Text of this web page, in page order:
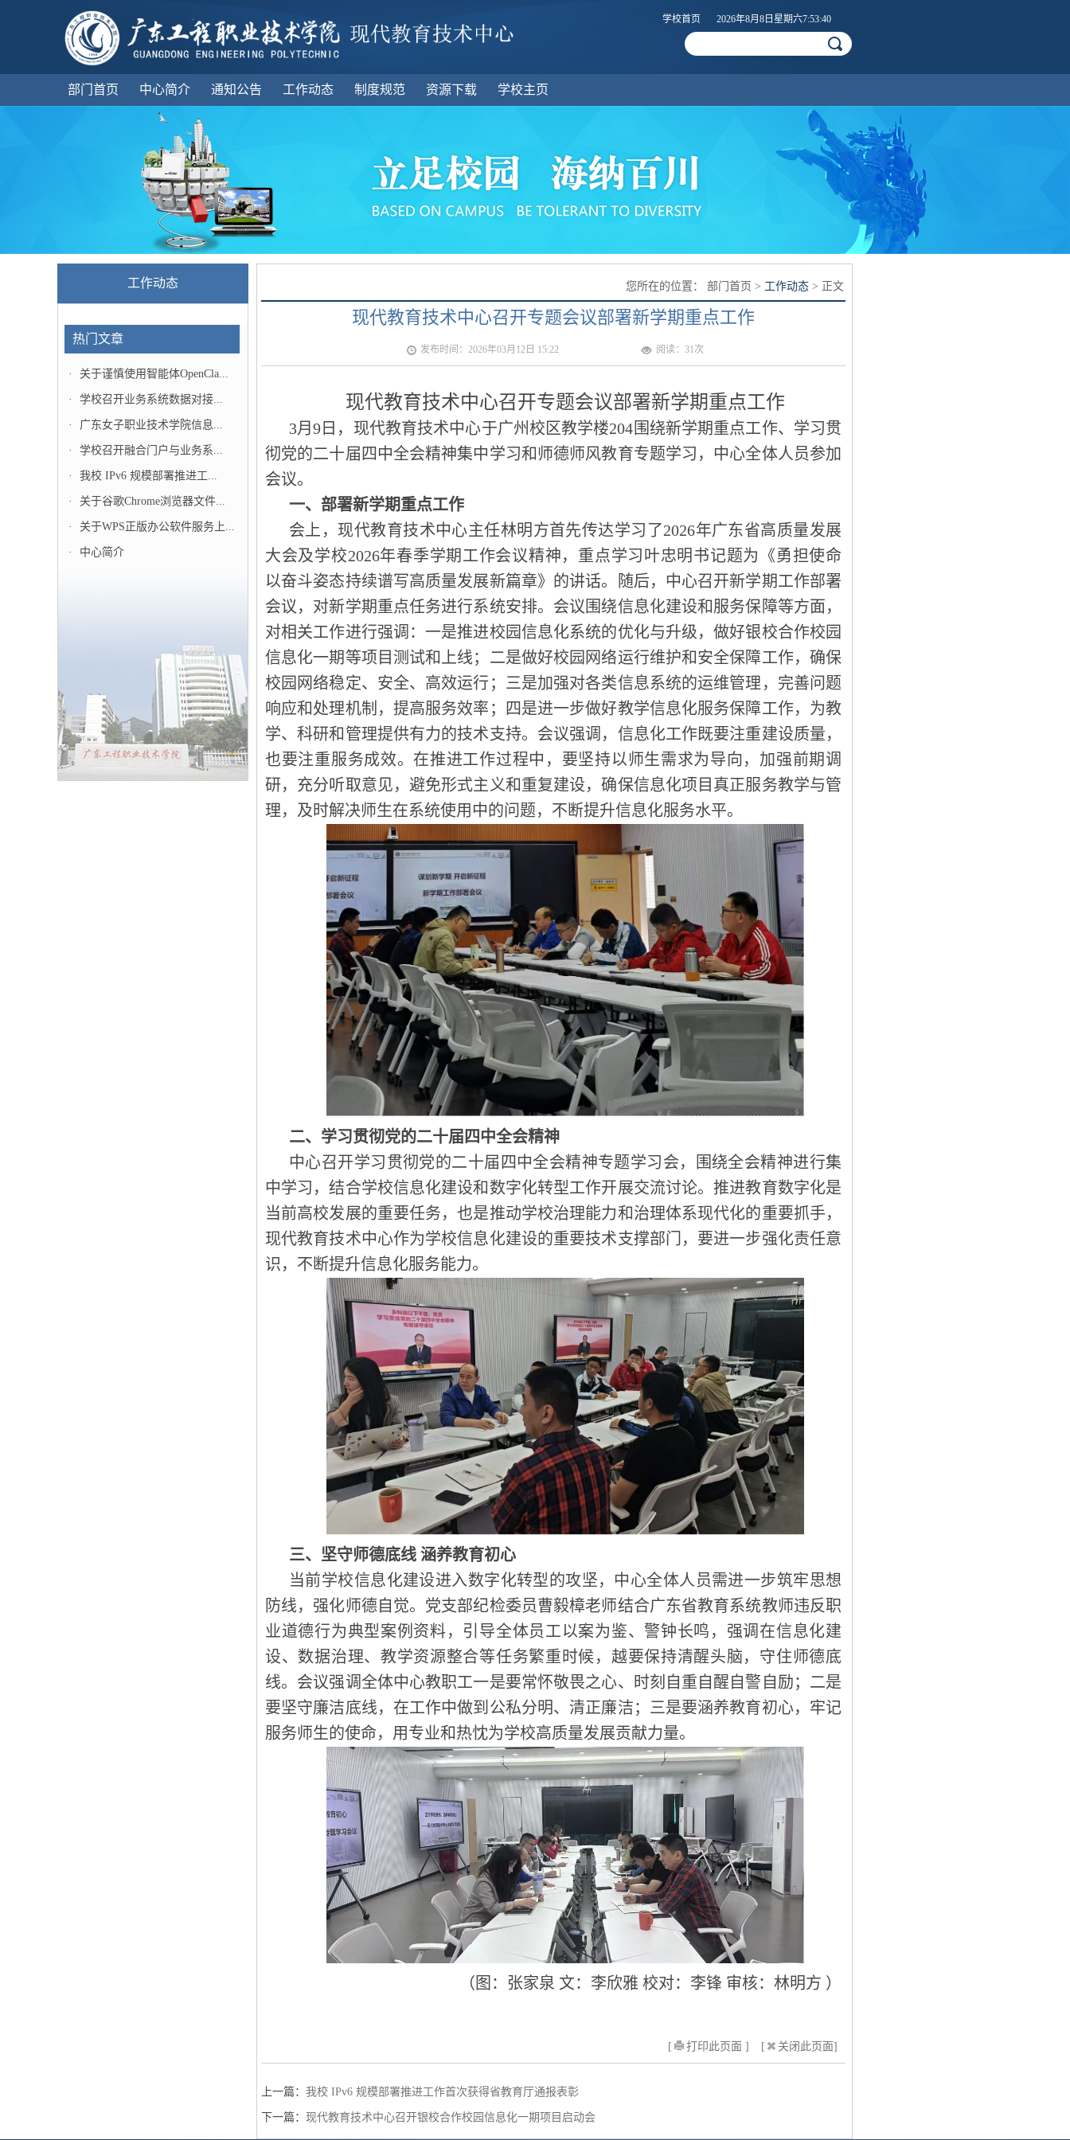
学校首页 2026年8月8日星期六7:53:41
部门首页 中心简介 通知公告 工作动态 制度规范 资源下载 学校主页
工作动态
热门文章
· 关于谨慎使用智能体OpenCla...
· 学校召开业务系统数据对接...
· 广东女子职业技术学院信息...
· 学校召开融合门户与业务系...
· 我校 IPv6 规模部署推进工...
· 关于谷歌Chrome浏览器文件...
· 关于WPS正版办公软件服务上...
· 中心简介
您所在的位置： 部门首页 > 工作动态 > 正文
现代教育技术中心召开专题会议部署新学期重点工作
发布时间：2026年03月12日 15:22 阅读： 31次
现代教育技术中心召开专题会议部署新学期重点工作
3月9日，现代教育技术中心于广州校区教学楼204围绕新学期重点工作、学习贯
彻党的二十届四中全会精神集中学习和师德师风教育专题学习，中心全体人员参加
会议。
一、部署新学期重点工作
会上，现代教育技术中心主任林明方首先传达学习了2026年广东省高质量发展
大会及学校2026年春季学期工作会议精神，重点学习叶忠明书记题为《勇担使命
以奋斗姿态持续谱写高质量发展新篇章》的讲话。随后，中心召开新学期工作部署
会议，对新学期重点任务进行系统安排。会议围绕信息化建设和服务保障等方面，
对相关工作进行强调：一是推进校园信息化系统的优化与升级，做好银校合作校园
信息化一期等项目测试和上线；二是做好校园网络运行维护和安全保障工作，确保
校园网络稳定、安全、高效运行；三是加强对各类信息系统的运维管理，完善问题
响应和处理机制，提高服务效率；四是进一步做好教学信息化服务保障工作，为教
学、科研和管理提供有力的技术支持。会议强调，信息化工作既要注重建设质量，
也要注重服务成效。在推进工作过程中，要坚持以师生需求为导向，加强前期调
研，充分听取意见，避免形式主义和重复建设，确保信息化项目真正服务教学与管
理，及时解决师生在系统使用中的问题，不断提升信息化服务水平。
二、学习贯彻党的二十届四中全会精神
中心召开学习贯彻党的二十届四中全会精神专题学习会，围绕全会精神进行集
中学习，结合学校信息化建设和数字化转型工作开展交流讨论。推进教育数字化是
当前高校发展的重要任务，也是推动学校治理能力和治理体系现代化的重要抓手，
现代教育技术中心作为学校信息化建设的重要技术支撑部门，要进一步强化责任意
识，不断提升信息化服务能力。
三、坚守师德底线 涵养教育初心
当前学校信息化建设进入数字化转型的攻坚，中心全体人员需进一步筑牢思想
防线，强化师德自觉。党支部纪检委员曹毅樟老师结合广东省教育系统教师违反职
业道德行为典型案例资料，引导全体员工以案为鉴、警钟长鸣，强调在信息化建
设、数据治理、教学资源整合等任务繁重时候，越要保持清醒头脑，守住师德底
线。会议强调全体中心教职工一是要常怀敬畏之心、时刻自重自醒自警自励；二是
要坚守廉洁底线，在工作中做到公私分明、清正廉洁；三是要涵养教育初心，牢记
服务师生的使命，用专业和热忱为学校高质量发展贡献力量。
（图：张家泉 文：李欣雅 校对：李锋 审核：林明方 ）
[ 关闭此页面]
[ 打印此页面 ]
上一篇： 我校 IPv6 规模部署推进工作首次获得省教育厅通报表彰
下一篇： 现代教育技术中心召开银校合作校园信息化一期项目启动会